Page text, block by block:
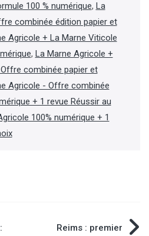
100 % numérique, La
combinée édition papier et
Agricole + La Marne Viticole
, La Marne Agricole +
combinée papier et
Agricole - Offre combinée
+ 1 revue Réussir au
100% numérique + 1
Reims : premier